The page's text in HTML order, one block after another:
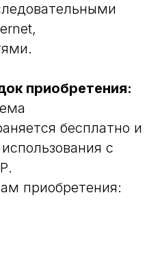
приобретения:
бесплатно и
с
приобретения: